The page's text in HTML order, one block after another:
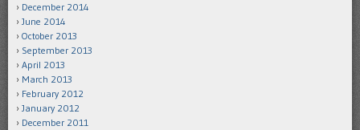
December 2014
June 2014
October 2013
September 2013
April 2013
March 2013
February 2012
January 2012
December 2011